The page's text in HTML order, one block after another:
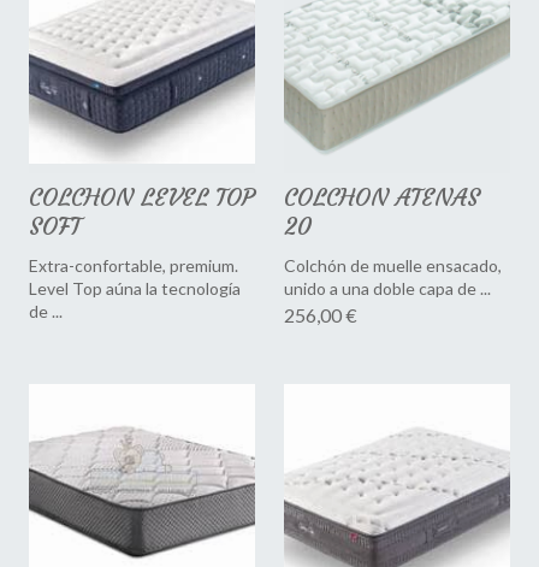
COLCHON LEVEL TOP
SOFT
Extra-confortable, premium.
Level Top aúna la tecnología
de ...
COLCHON ATENAS
20
Colchón de muelle ensacado,
unido a una doble capa de ...
256,00 €